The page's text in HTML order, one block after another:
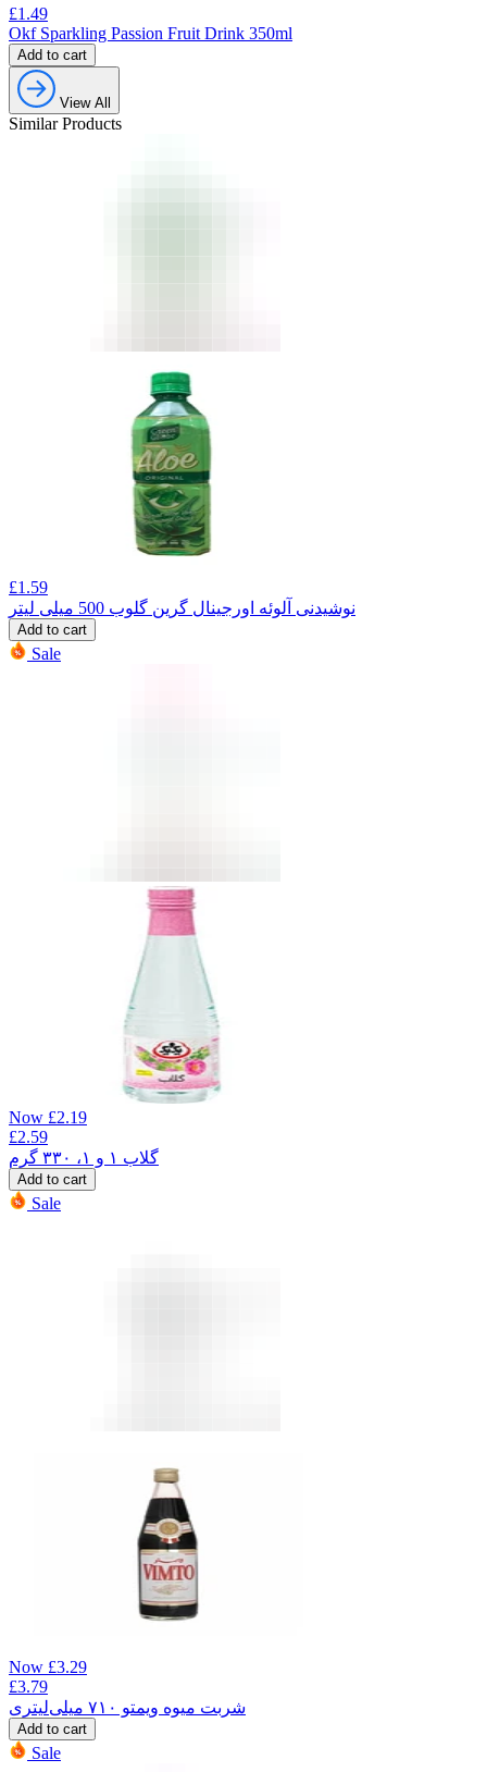
£1.49
Okf Sparkling Passion Fruit Drink 350ml
Add to cart
View All
Similar Products
£1.59
نوشیدنی آلوئه اورجینال گرین گلوب 500 میلی لیتر
Add to cart
Sale
Now £2.19
£2.59
گلاب ۱ و ۱، ۳۳۰ گرم
Add to cart
Sale
Now £3.29
£3.79
شربت میوه ویمتو ۷۱۰ میلی‌لیتری
Add to cart
Sale